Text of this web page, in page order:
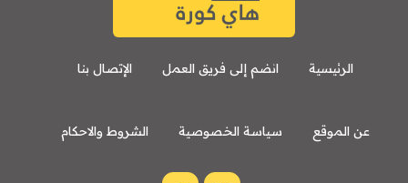
الرئيسية انضم إلى فريق العمل الإتصال بنا
عن الموقع سياسة الخصوصية الشروط والاحكام